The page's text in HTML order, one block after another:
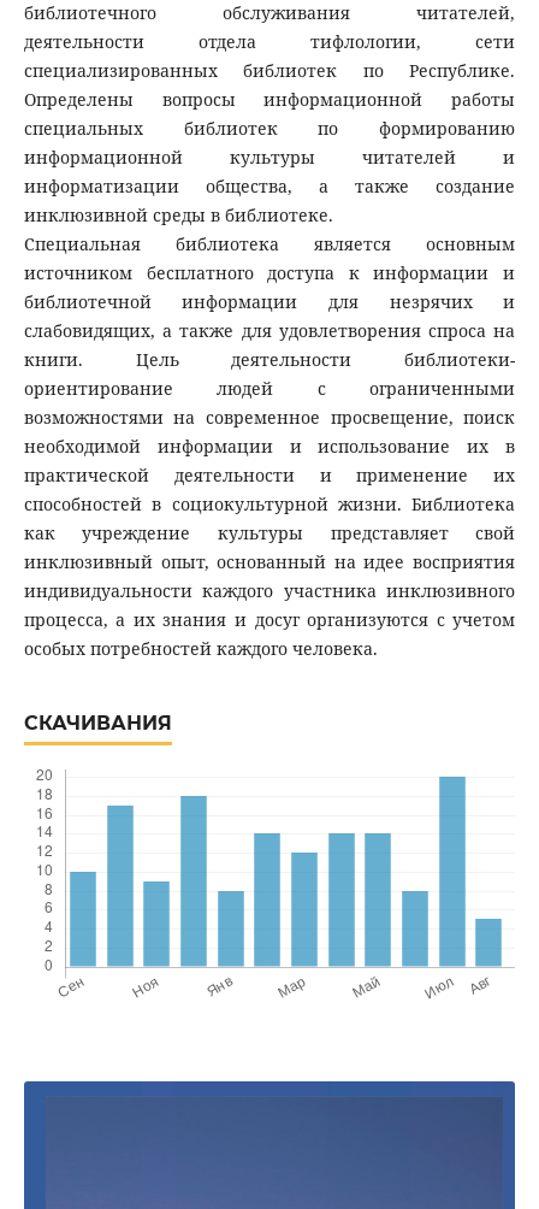
библиотечного обслуживания читателей,
деятельности отдела тифлологии, сети
специализированных библиотек по Республике.
Определены вопросы информационной работы
специальных библиотек по формированию
информационной культуры читателей и
информатизации общества, а также создание
инклюзивной среды в библиотеке.
Специальная библиотека является основным
источником бесплатного доступа к информации и
библиотечной информации для незрячих и
слабовидящих, а также для удовлетворения спроса на
книги. Цель деятельности библиотеки-
ориентирование людей с ограниченными
возможностями на современное просвещение, поиск
необходимой информации и использование их в
практической деятельности и применение их
способностей в социокультурной жизни. Библиотека
как учреждение культуры представляет свой
инклюзивный опыт, основанный на идее восприятия
индивидуальности каждого участника инклюзивного
процесса, а их знания и досуг организуются с учетом
особых потребностей каждого человека.
СКАЧИВАНИЯ